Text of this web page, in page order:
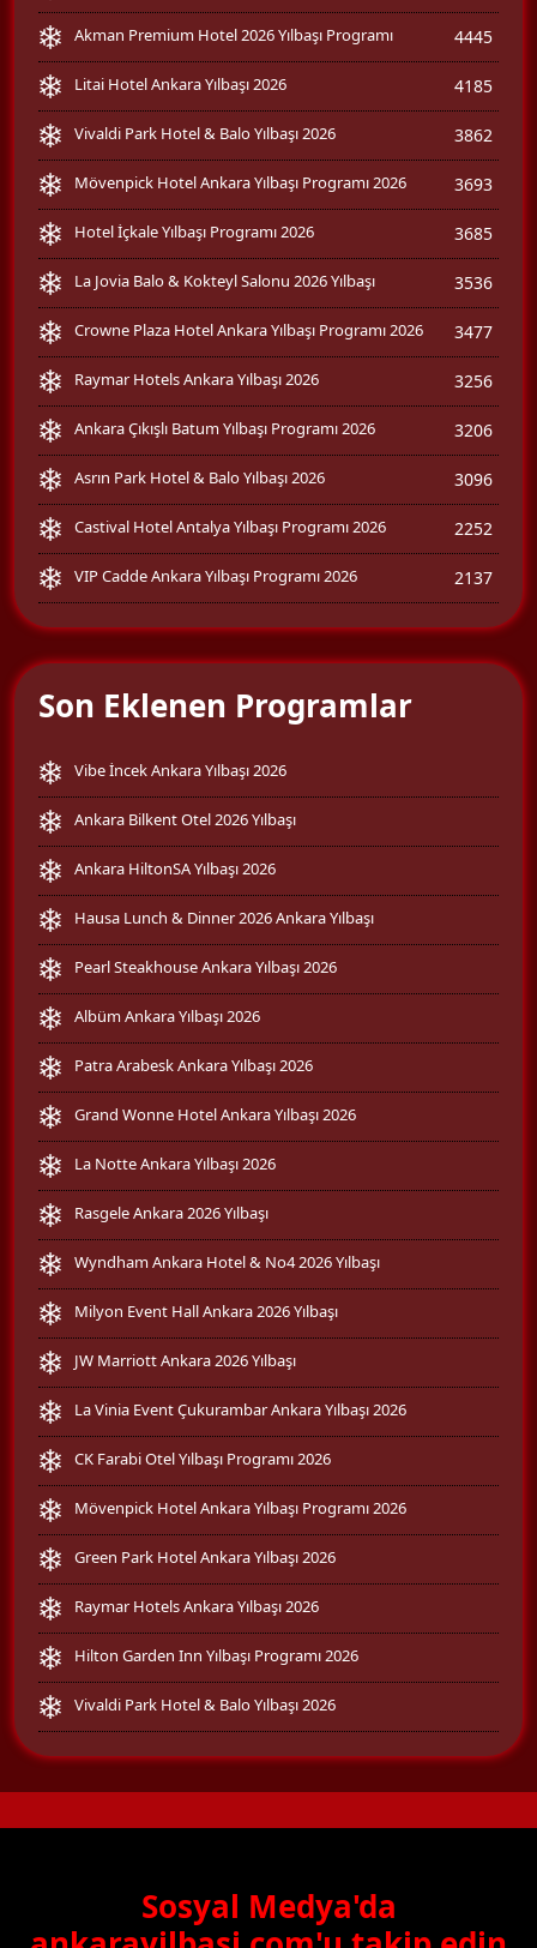
Akman Premium Hotel 2026 Yılbaşı Programı 4445
Litai Hotel Ankara Yılbaşı 2026 4185
Vivaldi Park Hotel & Balo Yılbaşı 2026 3862
Mövenpick Hotel Ankara Yılbaşı Programı 2026 3693
Hotel İçkale Yılbaşı Programı 2026 3685
La Jovia Balo & Kokteyl Salonu 2026 Yılbaşı 3536
Crowne Plaza Hotel Ankara Yılbaşı Programı 2026 3477
Raymar Hotels Ankara Yılbaşı 2026 3256
Ankara Çıkışlı Batum Yılbaşı Programı 2026 3206
Asrın Park Hotel & Balo Yılbaşı 2026 3096
Castival Hotel Antalya Yılbaşı Programı 2026 2252
VIP Cadde Ankara Yılbaşı Programı 2026 2137
Son Eklenen Programlar
Vibe İncek Ankara Yılbaşı 2026
Ankara Bilkent Otel 2026 Yılbaşı
Ankara HiltonSA Yılbaşı 2026
Hausa Lunch & Dinner 2026 Ankara Yılbaşı
Pearl Steakhouse Ankara Yılbaşı 2026
Albüm Ankara Yılbaşı 2026
Patra Arabesk Ankara Yılbaşı 2026
Grand Wonne Hotel Ankara Yılbaşı 2026
La Notte Ankara Yılbaşı 2026
Rasgele Ankara 2026 Yılbaşı
Wyndham Ankara Hotel & No4 2026 Yılbaşı
Milyon Event Hall Ankara 2026 Yılbaşı
JW Marriott Ankara 2026 Yılbaşı
La Vinia Event Çukurambar Ankara Yılbaşı 2026
CK Farabi Otel Yılbaşı Programı 2026
Mövenpick Hotel Ankara Yılbaşı Programı 2026
Green Park Hotel Ankara Yılbaşı 2026
Raymar Hotels Ankara Yılbaşı 2026
Hilton Garden Inn Yılbaşı Programı 2026
Vivaldi Park Hotel & Balo Yılbaşı 2026
Sosyal Medya'da